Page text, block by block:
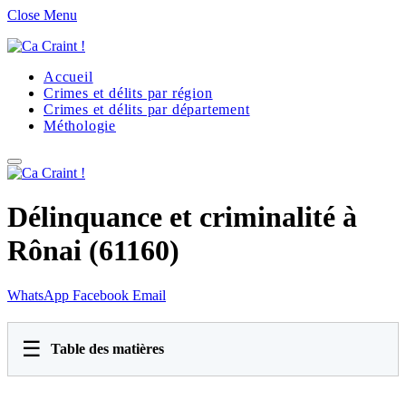
Close Menu
Accueil
Crimes et délits par région
Crimes et délits par département
Méthologie
Délinquance et criminalité à
Rônai (61160)
WhatsApp Facebook Email
☰ Table des matières